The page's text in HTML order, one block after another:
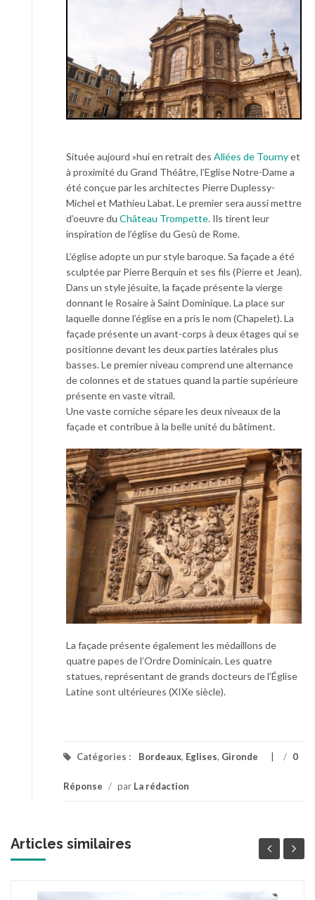
Située aujourd »hui en retrait des Allées de Tournyet
à proximité du Grand Théâtre, l’Eglise Notre-Dame a
été conçue par les architectes Pierre Duplessy-
Michel et Mathieu Labat. Le premier sera aussi mettre
d’oeuvre du Château Trompette. Ils tirent leur
inspiration de l’église du Gesù de Rome.
L’église adopte un pur style baroque. Sa façade a été
sculptée par Pierre Berquin et ses fils (Pierre et Jean).
Dans un style jésuite, la façade présente la vierge
donnant le Rosaire à Saint Dominique. La place sur
laquelle donne l’église en a pris le nom (Chapelet). La
façade présente un avant-corps à deux étages qui se
positionne devant les deux parties latérales plus
basses. Le premier niveau comprend une alternance
de colonnes et de statues quand la partie supérieure
présente en vaste vitrail.
Une vaste corniche sépare les deux niveaux de la
façade et contribue à la belle unité du bâtiment.
La façade présente également les médaillons de
quatre papes de l’Ordre Dominicain. Les quatre
statues, représentant de grands docteurs de l’Église
Latine sont ultérieures (XIXe siècle).
Catégories : Bordeaux, Eglises, Gironde / 0
Réponse / par La rédaction
Articles similaires